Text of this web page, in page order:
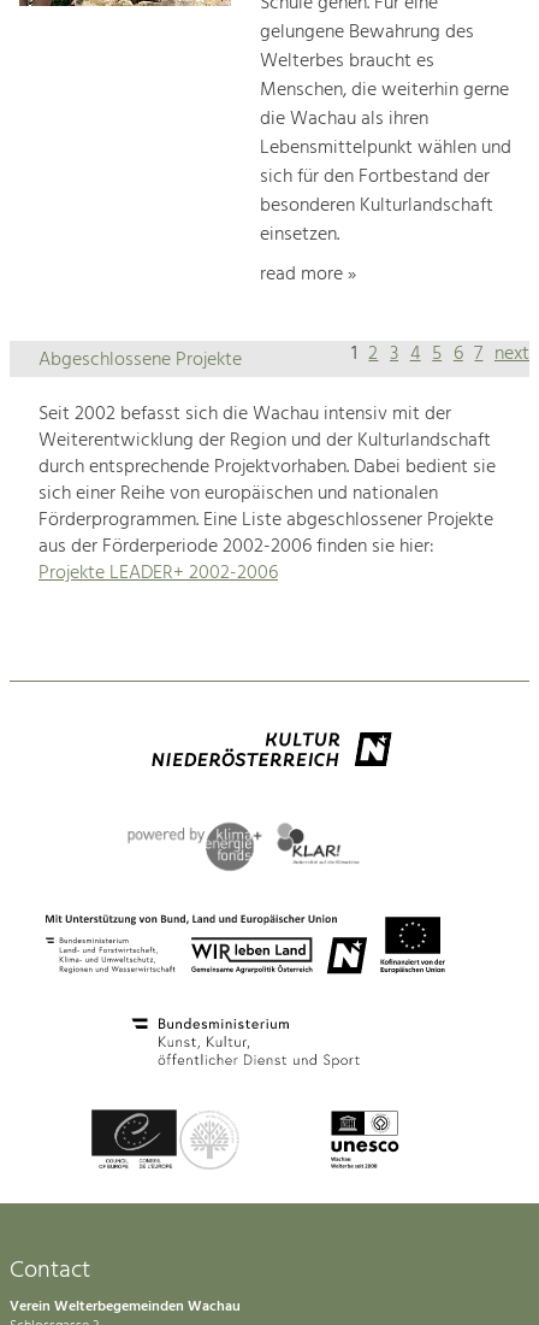
gelungene Bewah­rung des
Welterbes braucht es
Menschen, die weiterhin gerne
die Wachau als ihren
Lebensmittelpunkt wählen und
sich für den Fortbestand der
besonderen Kulturlandschaft
einsetzen.
read more »
1 2 3 4 5 6 7 next
Abgeschlossene Projekte
Seit 2002 befasst sich die Wachau intensiv mit der
Weiterentwicklung der Region und der Kulturlandschaft
durch entsprechende Projektvorhaben. Dabei bedient sie
sich einer Reihe von europäischen und nationalen
Förderprogrammen. Eine Liste abgeschlossener Projekte
aus der Förderperiode 2002-2006 finden sie hier:
Projekte LEADER+ 2002-2006
Contact
Verein Welterbegemeinden Wachau